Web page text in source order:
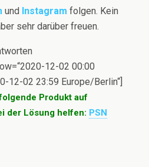
und Instagram folgen. Kein
sehr darüber freuen.
12-02 00:00
12-02 23:59 Europe/Berlin“]
Produkt auf
der Lösung helfen: PSN